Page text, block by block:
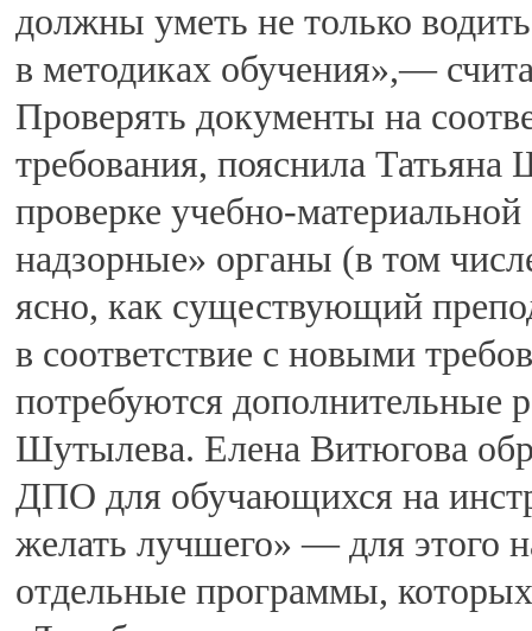
должны уметь не только
в методиках обучения»,—
Проверять документы на
требования, пояснила
проверке учебно-
надзорные» органы (в том
ясно, как существующий
в соответствие с новыми
потребуются дополнительные
Шутылева. Елена Витюгова
ДПО для обучающихся на
желать лучшего» — для этого
отдельные программы, которых